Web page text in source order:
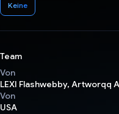
Keine
Team
Von
LEXI Flashwebby, Artworqq
Von
USA